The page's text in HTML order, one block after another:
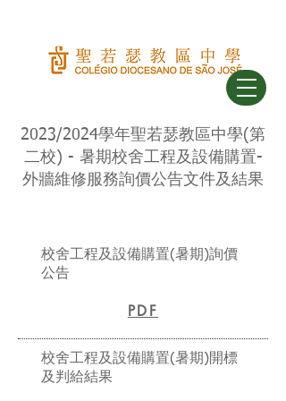
2023/2024學年聖若瑟教區中學(第
二校) - 暑期校舍工程及設備購置-
外牆維修服務詢價公告文件及結果
校舍工程及設備購置(暑期)詢價
公告
PDF
校舍工程及設備購置(暑期)開標
及判給結果